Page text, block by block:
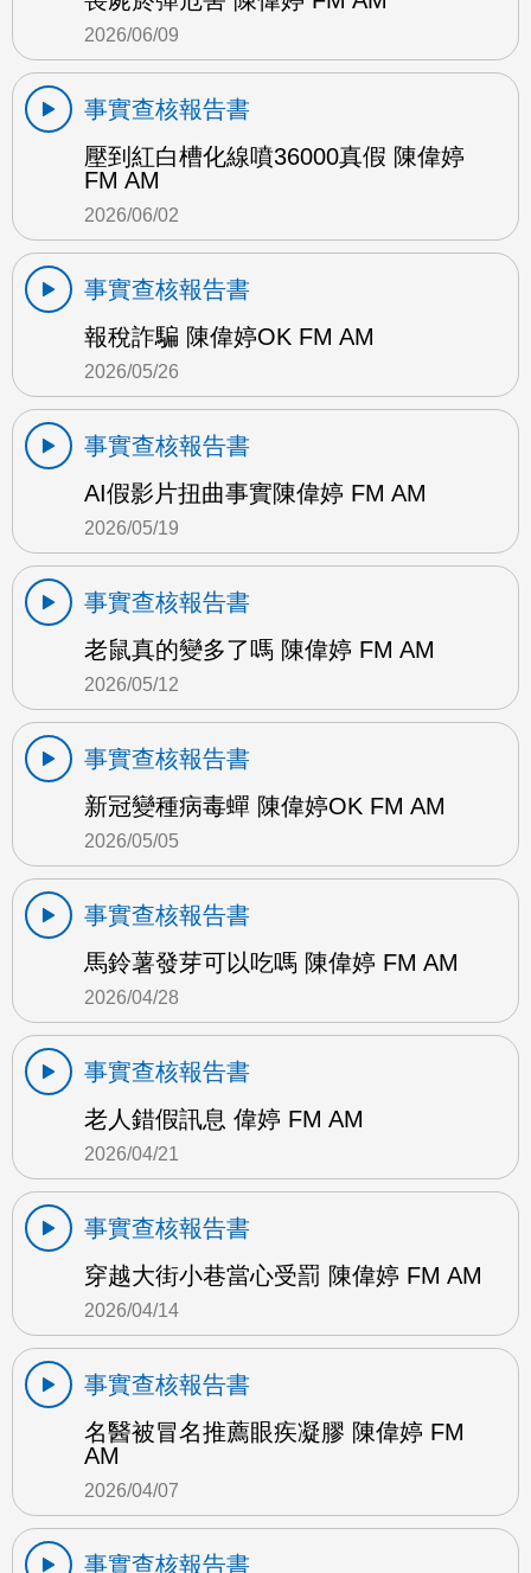
2026/06/09
事實查核報告書
壓到紅白槽化線噴36000真假 陳偉婷
FM AM
2026/06/02
事實查核報告書
報稅詐騙 陳偉婷OK FM AM
2026/05/26
事實查核報告書
AI假影片扭曲事實陳偉婷 FM AM
2026/05/19
事實查核報告書
老鼠真的變多了嗎 陳偉婷 FM AM
2026/05/12
事實查核報告書
新冠變種病毒蟬 陳偉婷OK FM AM
2026/05/05
事實查核報告書
馬鈴薯發芽可以吃嗎 陳偉婷 FM AM
2026/04/28
事實查核報告書
老人錯假訊息 偉婷 FM AM
2026/04/21
事實查核報告書
穿越大街小巷當心受罰 陳偉婷 FM AM
2026/04/14
事實查核報告書
名醫被冒名推薦眼疾凝膠 陳偉婷 FM
AM
2026/04/07
事實查核報告書